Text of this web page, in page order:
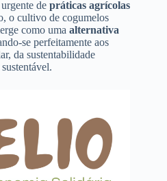
de práticas agrícolas
o cultivo de cogumelos
como uma alternativa
se perfeitamente aos
da sustentabilidade